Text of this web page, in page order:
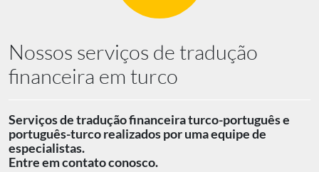
Nossos serviços de tradução
financeira em turco
Serviços de tradução financeira turco-português e
português-turco realizados por uma equipe de
especialistas.
Entre em contato conosco.